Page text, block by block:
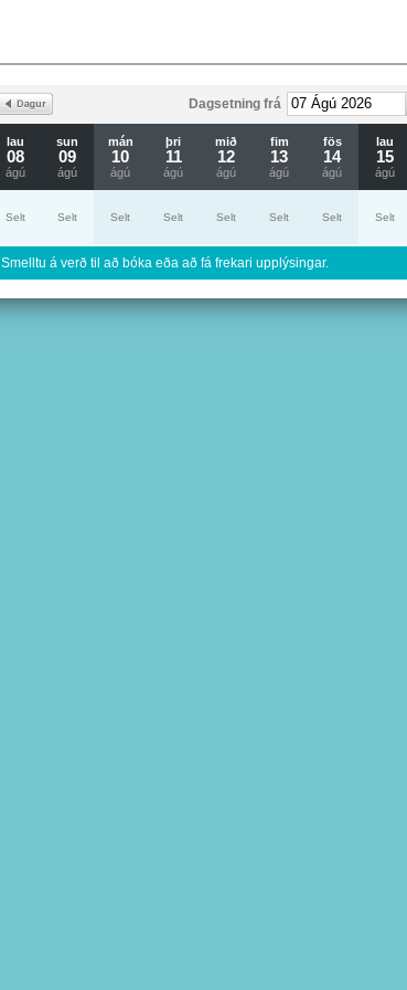
Dagsetning frá
lau
08
ágú
sun
09
ágú
mán
10
ágú
þri
11
ágú
mið
12
ágú
fim
13
ágú
fös
14
ágú
lau
15
ágú
Selt Selt Selt Selt Selt Selt Selt Selt
Smelltu á verð til að bóka eða að fá frekari upplýsingar.